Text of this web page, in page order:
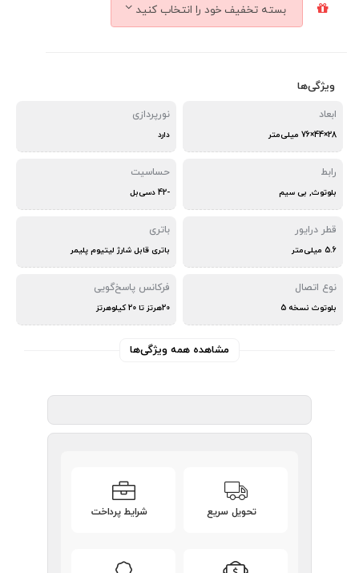
بسته تخفیف خود را انتخاب کنید
ویژگی‌ها
ابعاد
28×44×76 میلی‌متر
نورپردازی
دارد
رابط
بلوتوث, بی سیم
حساسیت
-42 دسی‌بل
قطر درایور
5.6 میلی‌متر
باتری
باتری قابل شارژ لیتیوم پلیمر
نوع اتصال
بلوتوث نسخه 5
فرکانس پاسخ‌گویی
20هرتز تا 20 کیلوهرتز
مشاهده همه ویژگی‌ها
تحویل سریع شرایط پرداخت